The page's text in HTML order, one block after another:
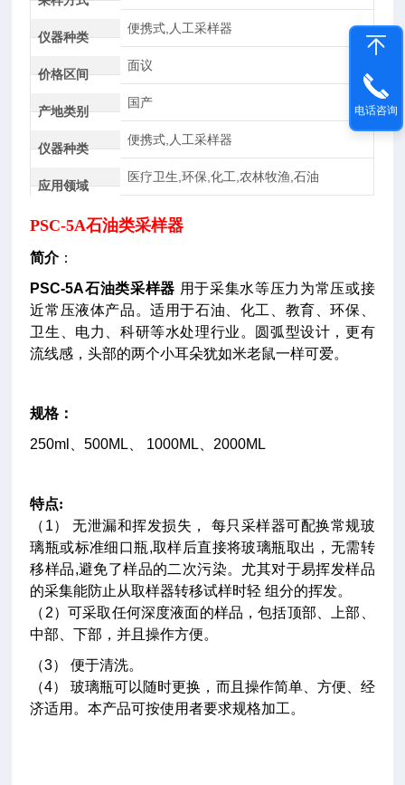
仪器种类
便携式,人工采样器
价格区间
面议
产地类别
国产
仪器种类
便携式,人工采样器
应用领域
医疗卫生,环保,化工,农林牧渔,石油
PSC-5A石油类采样器
简介：
PSC-5A石油类采样器 用于采集水等压力为常压或接
近常压液体产品。适用于石油、化工、教育、环保、
卫生、电力、科研等水处理行业。圆弧型设计，更有
流线感，头部的两个小耳朵犹如米老鼠一样可爱。
规格：
250ml
、500ML、 1000ML、2000ML
特点:
（1） 无泄漏和挥发损失， 每只采样器可配换常规玻
璃瓶或标准细口瓶,取样后直接将玻璃瓶取出，无需转
移样品,避免了样品的二次污染。尤其对于易挥发样品
的采集能防止从取样器转移试样时轻 组分的挥发。
（2）可采取任何深度液面的样品，包括顶部、上部、
中部、下部，并且操作方便。
（3） 便于清洗。
（4） 玻璃瓶可以随时更换，而且操作简单、方便、经
济适用。本产品可按使用者要求规格加工。
电话咨询